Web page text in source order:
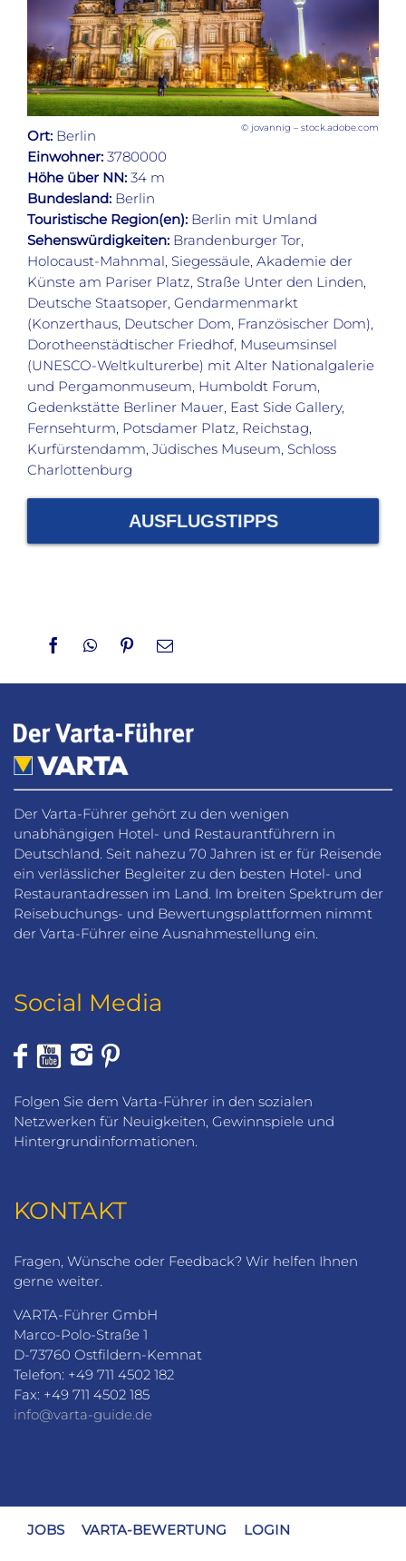
© jovannig – stock.adobe.com
Ort: Berlin
Einwohner: 3780000
Höhe über NN: 34 m
Bundesland: Berlin
Touristische Region(en): Berlin mit Umland
Sehenswürdigkeiten: Brandenburger Tor,
Holocaust-Mahnmal, Siegessäule, Akademie der
Künste am Pariser Platz, Straße Unter den Linden,
Deutsche Staatsoper, Gendarmenmarkt
(Konzerthaus, Deutscher Dom, Französischer Dom),
Dorotheenstädtischer Friedhof, Museumsinsel
(UNESCO-Weltkulturerbe) mit Alter Nationalgalerie
und Pergamonmuseum, Humboldt Forum,
Gedenkstätte Berliner Mauer, East Side Gallery,
Fernsehturm, Potsdamer Platz, Reichstag,
Kurfürstendamm, Jüdisches Museum, Schloss
Charlottenburg
AUSFLUGSTIPPS
FacebookWhatsApp
PinterestEmail
Der Varta-Führer gehört zu den wenigen
unabhängigen Hotel- und Restaurantführern in
Deutschland. Seit nahezu 70 Jahren ist er für Reisende
ein verlässlicher Begleiter zu den besten Hotel- und
Restaurantadressen im Land. Im breiten Spektrum der
Reisebuchungs- und Bewertungsplattformen nimmt
der Varta-Führer eine Ausnahmestellung ein.
Social Media
Folgen Sie dem Varta-Führer in den sozialen
Netzwerken für Neuigkeiten, Gewinnspiele und
Hintergrundinformationen.
KONTAKT
Fragen, Wünsche oder Feedback? Wir helfen Ihnen
gerne weiter.
VARTA-Führer GmbH
Marco-Polo-Straße 1
D-73760 Ostfildern-Kemnat
Telefon: +49 711 4502 182
Fax: +49 711 4502 185
info@varta-guide.de
JOBS VARTA-BEWERTUNG LOGIN